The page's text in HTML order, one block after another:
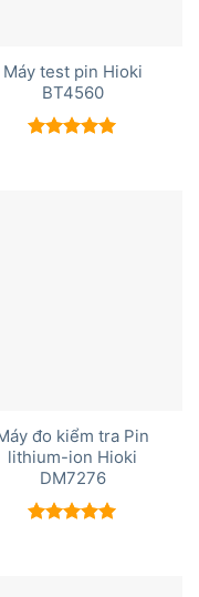
Máy test pin Hioki
BT4560
đo kiểm tra Pin
lithium-ion Hioki
DM7276